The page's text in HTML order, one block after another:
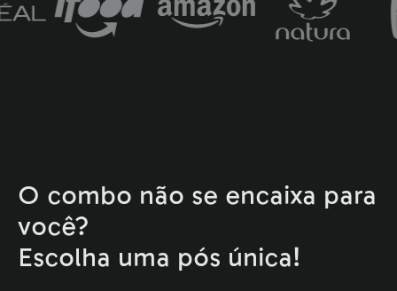
O combo não se encaixa para
você?
Escolha uma pós única!